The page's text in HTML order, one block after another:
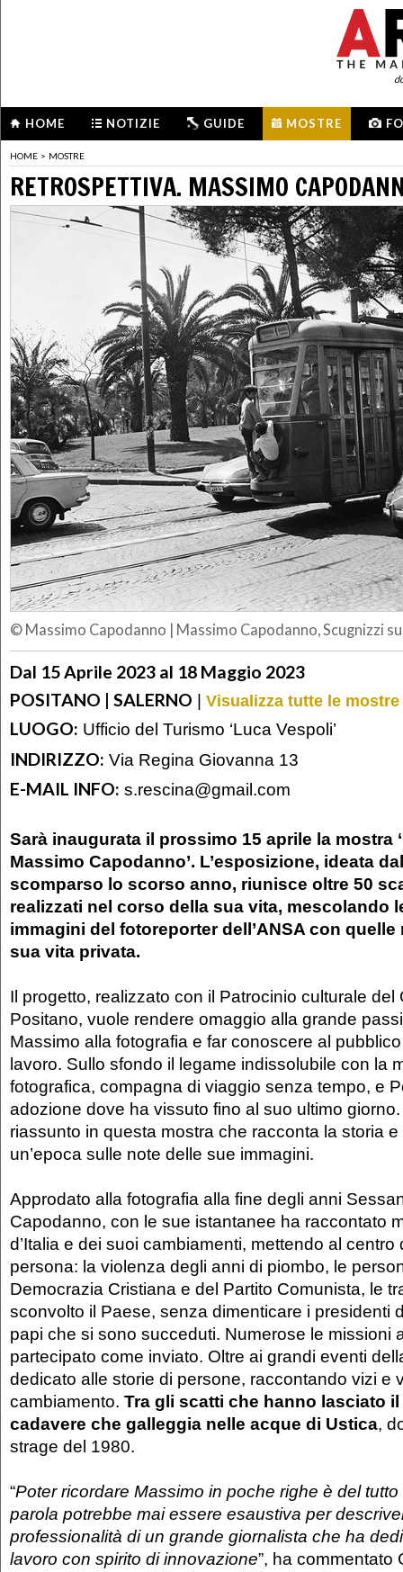
HOME NOTIZIE GUIDE MOSTRE
HOME > MOSTRE
RETROSPETTIVA. MASSIMO
© Massimo Capodanno Massimo Capodanno, Scugnizzi
Dal 15 Aprile 2023 al 18 Maggio 2023
POSITANO | SALERNO | Visualizza tutte le mostre
LUOGO: Ufficio del Turismo ‘Luca Vespoli’
INDIRIZZO: Via Regina Giovanna 13
E-MAIL INFO: s.rescina@gmail.com
Sarà inaugurata il prossimo 15 aprile la mostra
Massimo Capodanno’. L’esposizione, ideata
scomparso lo scorso anno, riunisce oltre 50
realizzati nel corso della sua vita, mescolando
immagini del fotoreporter dell’ANSA con quelle
sua vita privata.
Il progetto, realizzato con il Patrocinio culturale del
Positano, vuole rendere omaggio alla grande
Massimo alla fotografia e far conoscere al
lavoro. Sullo sfondo il legame indissolubile con la
fotografica, compagna di viaggio senza tempo, e
adozione dove ha vissuto fino al suo ultimo
riassunto in questa mostra che racconta la storia
un’epoca sulle note delle sue immagini.
Approdato alla fotografia alla fine degli anni
Capodanno, con le sue istantanee ha raccontato
d’Italia e dei suoi cambiamenti, mettendo al centro
persona: la violenza degli anni di piombo, le
Democrazia Cristiana e del Partito Comunista, le
sconvolto il Paese, senza dimenticare i presidenti
papi che si sono succeduti. Numerose le missioni
partecipato come inviato. Oltre ai grandi eventi
dedicato alle storie di persone, raccontando vizi e
cambiamento. Tra gli scatti che hanno lasciato
cadavere che galleggia nelle acque di Ustica,
strage del 1980.
“Poter ricordare Massimo in poche righe è del
parola potrebbe mai essere esaustiva per
professionalità di un grande giornalista che ha
lavoro con spirito di innovazione”, ha commentato